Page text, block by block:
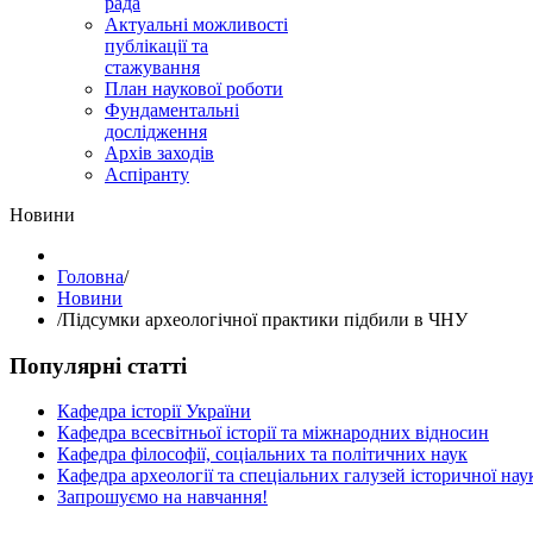
Актуальні можливості
публікації та
стажування
План наукової роботи
Фундаментальні
дослідження
Архів заходів
Аспіранту
Hовини
Головна/
Hовини
/Підсумки археологічної практики підбили в ЧНУ
Популярні статті
Кафедра історії України
Кафедра всесвітньої історії та міжнародних відносин
Кафедра філософії, соціальних та політичних наук
Кафедра археології та спеціальних галузей історичної
Запрошуємо на навчання!